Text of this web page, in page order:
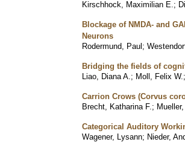
Kirschhock, Maximilian E. ;
Blockage of NMDA- and
Neurons
Rodermund, Paul;
Bridging the fields of
Liao, Diana A. ; Moll, Felix W.
Carrion Crows (Corvus
Brecht, Katharina F. ;
Categorical Auditory
Wagener, Lysann; Nieder,